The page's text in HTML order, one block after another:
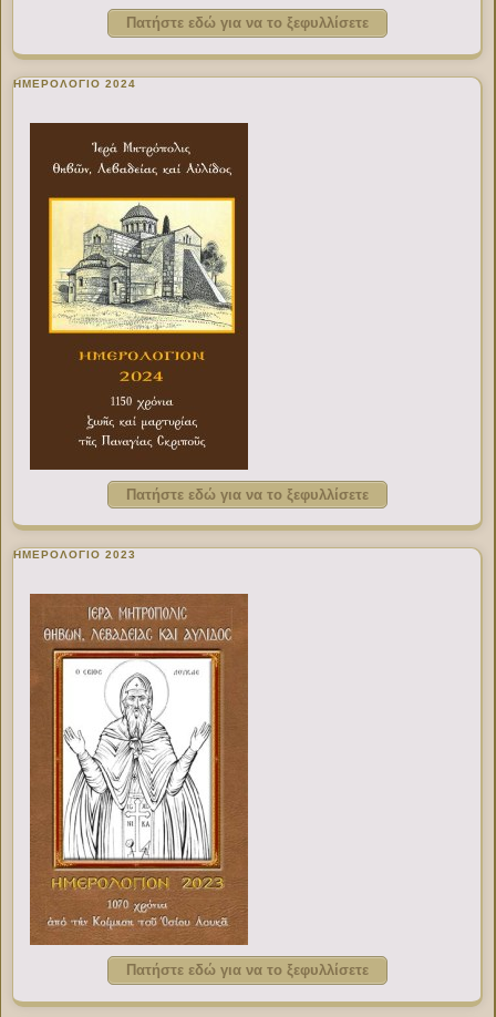
Πατήστε εδώ για να το ξεφυλλίσετε
ΗΜΕΡΟΛΟΓΙΟ 2024
Πατήστε εδώ για να το ξεφυλλίσετε
ΗΜΕΡΟΛΟΓΙΟ 2023
Πατήστε εδώ για να το ξεφυλλίσετε